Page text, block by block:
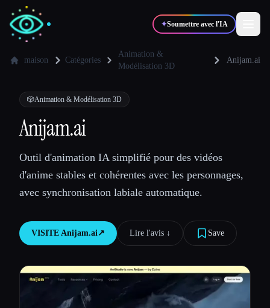
✦Soumettre avec l'IA
💻Développeurs
🎓Étudiants 🎬Créateurs
Blog
Comparer les outils
Toutes les catégories
maison Catégories
Animation &
Modélisation 3D
Anijam.ai
🎲Animation & Modélisation 3D
Anijam.ai
Outil d'animation IA simplifié pour des vidéos
d'anime stables et cohérentes avec les personnages,
avec synchronisation labiale automatique.
VISITE Anijam.ai↗︎ Lire l'avis ↓︎ Save